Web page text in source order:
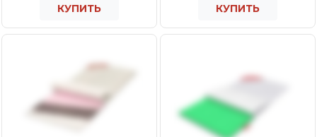
КУПИТЬ
КУПИТЬ